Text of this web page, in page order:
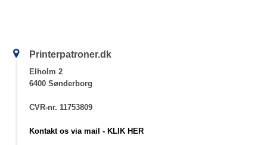
Printerpatroner.dk
Elholm 2
6400 Sønderborg
CVR-nr. 11753809
Kontakt os via mail - KLIK HER